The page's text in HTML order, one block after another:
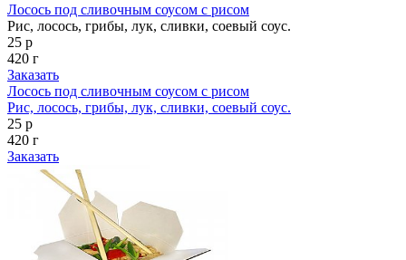
Лосось под сливочным соусом с рисом
Рис, лосось, грибы, лук, сливки, соевый соус.
25 р
420 г
Заказать
Лосось под сливочным соусом с рисом
Рис, лосось, грибы, лук, сливки, соевый соус.
25 р
420 г
Заказать